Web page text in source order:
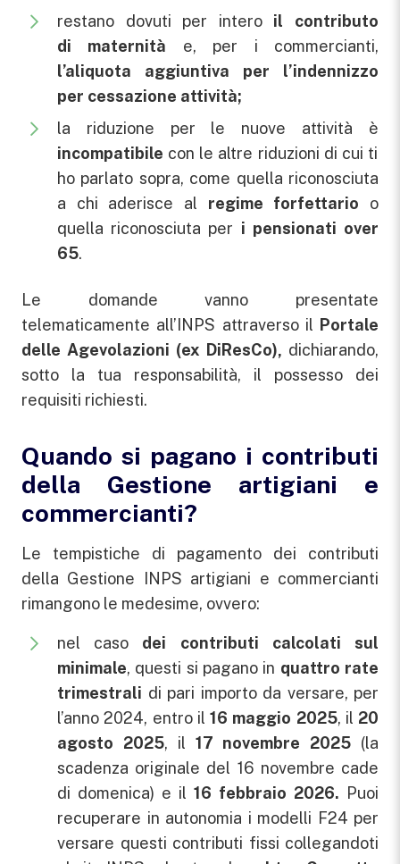
restano dovuti per interoil contributo
di maternità e, per i commercianti,
l’aliquota aggiuntiva per l’indennizzo
per cessazione attività;
la riduzione per le nuove attività è
incompatibile con le altre riduzioni di cui ti
ho parlato sopra, come quella riconosciuta
a chi aderisce al regime forfettario o
quella riconosciuta per i pensionati over
65.
Le domande vanno presentate
telematicamente all’INPS attraverso il Portale
delle Agevolazioni (ex DiResCo), dichiarando,
sotto la tua responsabilità, il possesso dei
requisiti richiesti.
Quando si pagano i contributi
della Gestione artigiani e
commercianti?
Le tempistiche di pagamento dei contributi
della Gestione INPS artigiani e commercianti
rimangono le medesime, ovvero:
nel caso dei contributi calcolati sul
minimale, questi si pagano in quattro rate
trimestrali di pari importo da versare, per
l’anno 2024, entro il 16 maggio 2025, il 20
agosto 2025, il 17 novembre 2025 (la
scadenza originale del 16 novembre cade
di domenica) e il 16 febbraio 2026. Puoi
recuperare in autonomia i modelli F24 per
versare questi contributi fissi collegandoti